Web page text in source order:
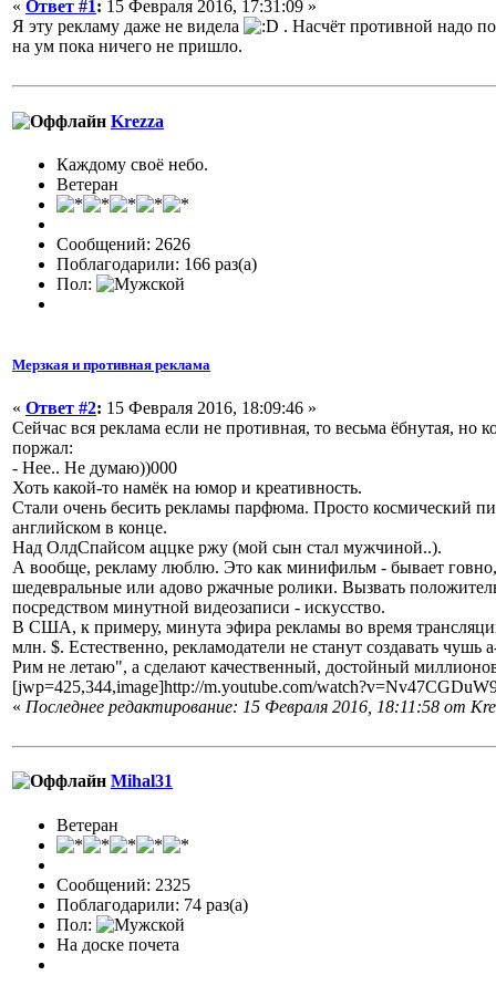
« Ответ #1: 15 Февраля 2016, 17:31:09 »
Я эту рекламу даже не видела
. Насчёт противной надо
на ум пока ничего не пришло.
Krezza
Каждому своё небо.
Ветеран
Сообщений: 2626
Поблагодарили: 166 раз(а)
Пол:
Мерзкая и противная реклама
« Ответ #2: 15 Февраля 2016, 18:09:46 »
Сейчас вся реклама если не противная, то весьма ёбнутая, но
поржал:
- Нее.. Не думаю))000
Хоть какой-то намёк на юмор и креативность.
Стали очень бесить рекламы парфюма. Просто космический
английском в конце.
Над ОлдСпайсом аццке ржу (мой сын стал мужчиной..).
А вообще, рекламу люблю. Это как минифильм - бывает
шедевральные или адово ржачные ролики. Вызвать
посредством минутной видеозаписи - искусство.
В США, к примеру, минута эфира рекламы во время
млн. $. Естественно, рекламодатели не станут создавать
Рим не летаю", а сделают качественный, достойный
[jwp=425,344,image]http://m.youtube.com/
« Последнее редактирование: 15 Февраля 2016, 18:11:58 от
Mihal31
Ветеран
Сообщений: 2325
Поблагодарили: 74 раз(а)
Пол:
На доске почета